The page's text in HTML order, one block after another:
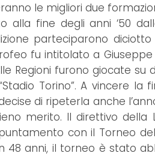
le migliori due
alla fine degli anni ‘50
parteciparono
fu intitolato a
Regioni furono giocate
Torino”. A vincere la
di ripeterla anche
merito. Il direttivo
con il Torneo
anni, il torneo è stato